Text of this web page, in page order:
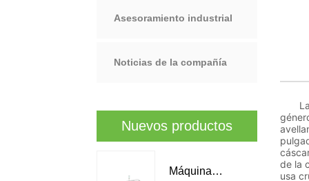
Asesoramiento industrial
Noticias de la compañía
Nuevos productos
Máquina
La
de la
usa